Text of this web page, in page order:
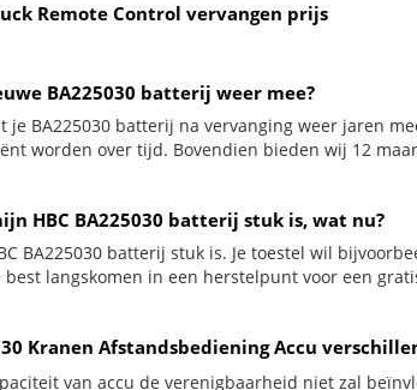
Remote Control vervangen prijs
BA225030 batterij weer mee?
je BA225030 batterij na vervanging weer jaren
worden over tijd. Bovendien bieden wij 12
HBC BA225030 batterij stuk is, wat nu?
BA225030 batterij stuk is. Je toestel wil
langskomen in een herstelpunt voor een
Kranen Afstandsbediening Accu
van accu de verenigbaarheid niet zal